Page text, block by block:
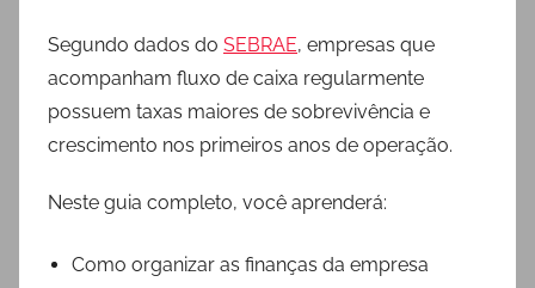
Segundo dados do SEBRAE, empresas que
acompanham fluxo de caixa regularmente
possuem taxas maiores de sobrevivência e
crescimento nos primeiros anos de operação.
Neste guia completo, você aprenderá:
Como organizar as finanças da empresa